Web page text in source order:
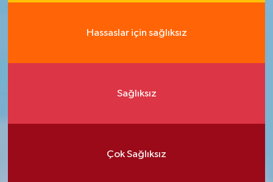
Hassaslar için sağlıksız
Sağlıksız
Çok Sağlıksız